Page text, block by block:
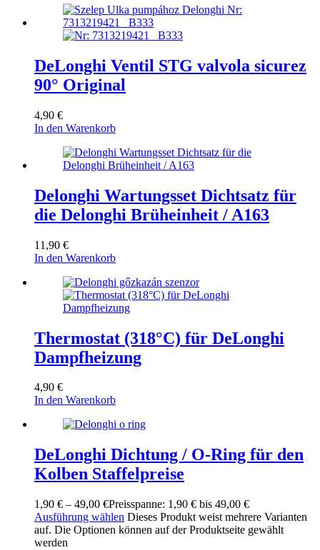
DeLonghi Ventil STG valvola sicurez
90° Original
4,90 €
In den Warenkorb
Delonghi Wartungsset Dichtsatz für
die Delonghi Brüheinheit / A163
11,90 €
In den Warenkorb
Thermostat (318°C) für DeLonghi
Dampfheizung
4,90 €
In den Warenkorb
DeLonghi Dichtung / O-Ring für den
Kolben Staffelpreise
1,90 € – 49,00 €Preisspanne: 1,90 € bis 49,00 €
Ausführung wählen Dieses Produkt weist mehrere Varianten
auf. Die Optionen können auf der Produktseite gewählt
werden